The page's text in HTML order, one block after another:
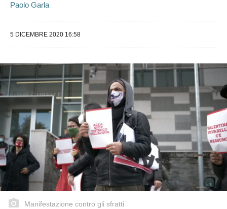
Paolo Garla
5 DICEMBRE 2020 16:58
Manifestazione contro gli sfratti